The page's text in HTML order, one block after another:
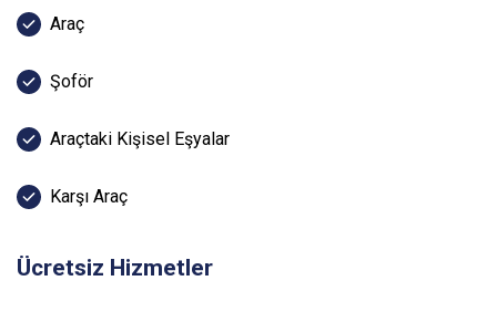
Araç
Şoför
Araçtaki Kişisel Eşyalar
Karşı Araç
Ücretsiz Hizmetler